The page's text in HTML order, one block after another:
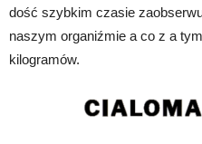
dość szybkim czasie
naszym organiźmie a co z a
kilogramów.